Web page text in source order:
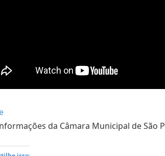
da Câmara Municipal de São